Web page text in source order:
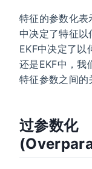
特征的参数化表
中决定了特征以
EKF中决定了以
还是EKF中，我
特征参数之间的
过参数化